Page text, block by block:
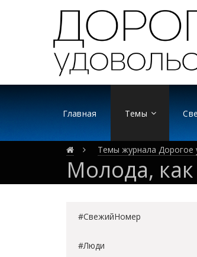
Главная Темы
Темы журнала Дорогое
Молода,
#СвежийНомер
#Люди